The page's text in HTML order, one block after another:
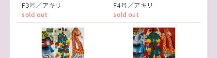
F3号／アキリ
sold out
F4号／アキリ
sold out